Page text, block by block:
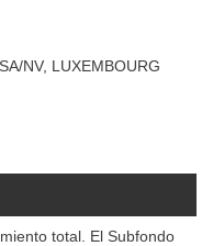
NV, LUXEMBOURG
total. El Subfondo